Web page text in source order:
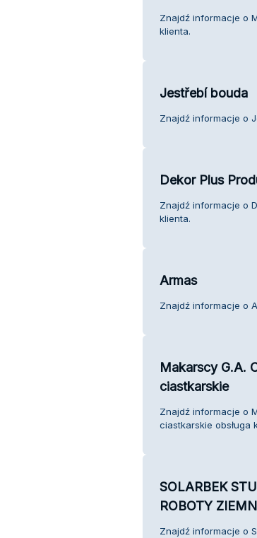
Znajdź informacje o
klienta.
Jestřebí bouda
Znajdź informacje o
Dekor Plus
Znajdź informacje o
klienta.
Armas
Znajdź informacje o
Makarscy G.A.
ciastkarskie
Znajdź informacje o
ciastkarskie obsługa
SOLARBEK
ROBOTY
Znajdź informacje o